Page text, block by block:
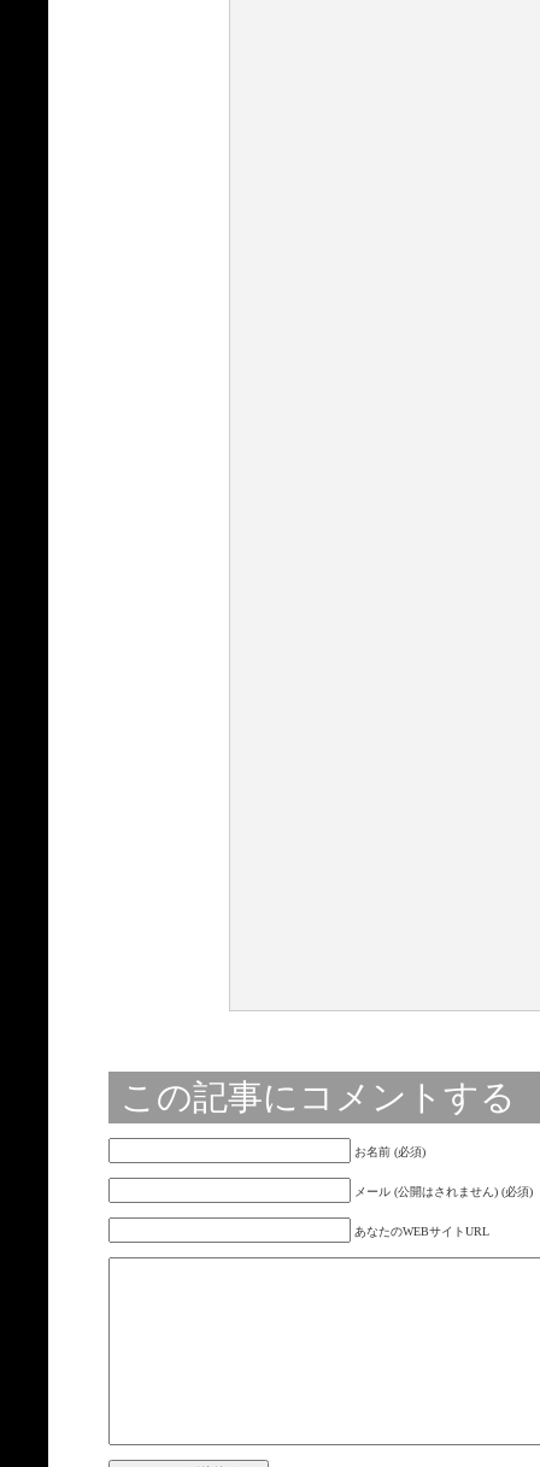
この記事にコメントする
お名前 (必須)
メール (公開はされません) (必須)
あなたのWEBサイトURL